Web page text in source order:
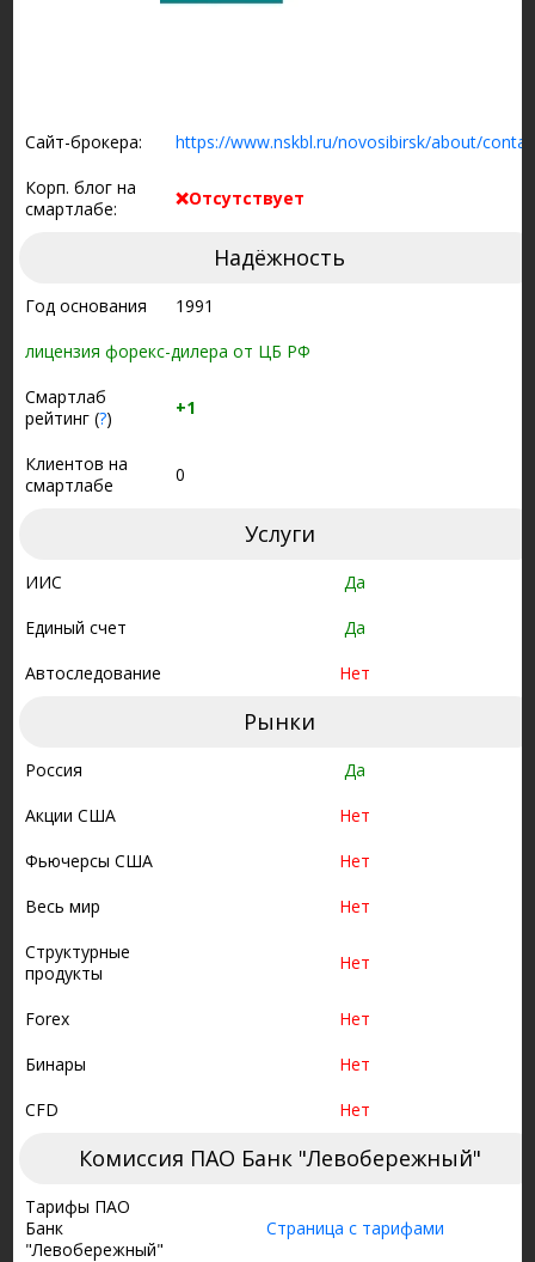
Сайт-брокера:
https://www.nskbl.ru/novosibirsk/about/
Корп. блог на
смартлабе:
❌Отсутствует
Надёжность
Год основания
1991
лицензия форекс-дилера от ЦБ РФ
Смартлаб
рейтинг (?) +1
Клиентов на
смартлабе
0
Услуги
ИИС
Да
Единый счет
Да
Автоследование
Нет
Рынки
Россия
Да
Акции США
Нет
Фьючерсы США
Нет
Весь мир
Нет
Структурные
продукты
Нет
Forex
Нет
Бинары
Нет
CFD
Нет
Комиссия ПАО Банк "Левобережный"
Тарифы ПАО
Банк
"Левобережный"
Страница с тарифами